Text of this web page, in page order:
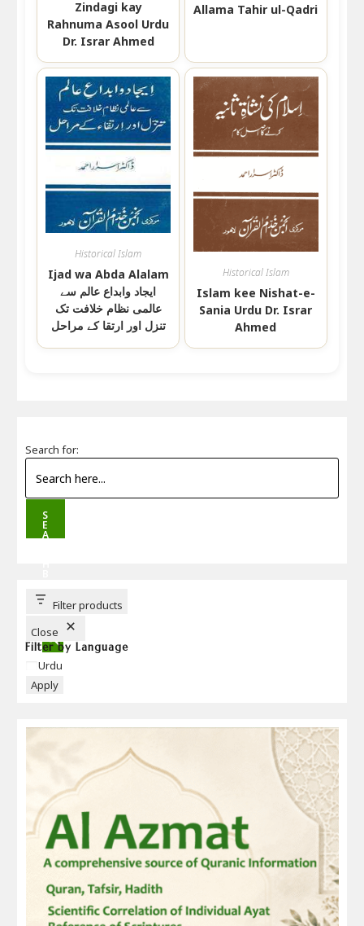
Zindagi kay
Rahnuma Asool Urdu
Dr. Israr Ahmed
Allama Tahir ul-Qadri
Historical Islam
Ijad wa Abda Alalam
ایجاد وابداع عالم سے
عالمی نظام خلافت تک
تنزل اور ارتقا کے مراحل
Historical Islam
Islam kee Nishat-e-
Sania Urdu Dr. Israr
Ahmed
Search for:
S
E
A
T
T
Filter products
Close
Filter by Language
Language
Urdu
Apply